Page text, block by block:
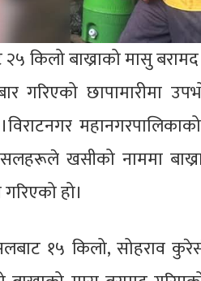
बाख्राको मासु बरामद
गरिएको छापामारीमा
खसीको नाममा
हो।
१५ किलो, सोहराव